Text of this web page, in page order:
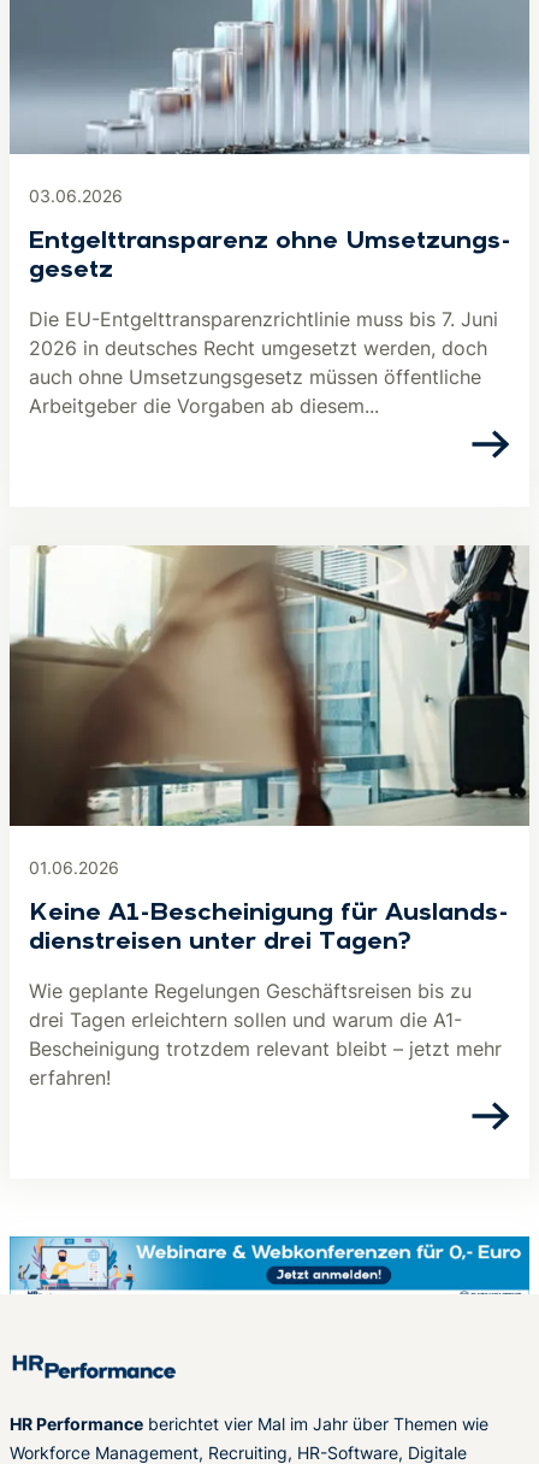
03.06.2026
Ent­gelt­trans­pa­renz ohne Um­set­zungs­
ge­setz
Die EU-Entgelttransparenzrichtlinie muss bis 7. Juni
2026 in deutsches Recht umgesetzt werden, doch
auch ohne Umsetzungsgesetz müssen öffentliche
Arbeitgeber die Vorgaben ab diesem...
01.06.2026
Keine A1-Be­schei­ni­gung für Aus­lands­
dienst­rei­sen unter drei Tagen?
Wie geplante Regelungen Geschäftsreisen bis zu
drei Tagen erleichtern sollen und warum die A1-
Bescheinigung trotzdem relevant bleibt – jetzt mehr
erfahren!
HR Performance berichtet vier Mal im Jahr über Themen wie
Workforce Management, Recruiting, HR-Software, Digitale